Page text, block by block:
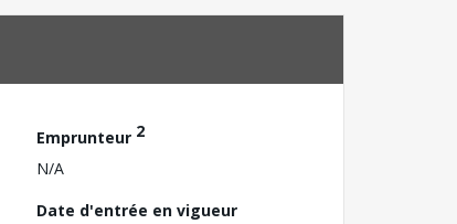
Emprunteur 2
N/A
Date d'entrée en vigueur